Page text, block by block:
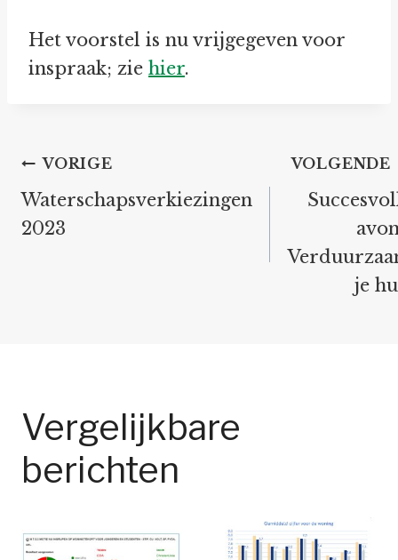
Het voorstel is nu vrijgegeven voor
inspraak; zie hier.
Bericht
navigatie
VORIGE
Waterschapsverkiezingen
2023
VOLGENDE
je
Vergelijkbare
berichten